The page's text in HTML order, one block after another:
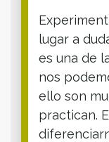
lugar a
es una de
nos
ello son
practican.